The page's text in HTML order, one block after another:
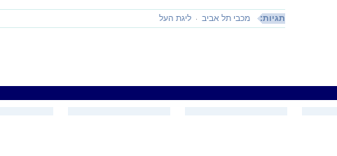
תגיות: מכבי תל אביב ליגת העל